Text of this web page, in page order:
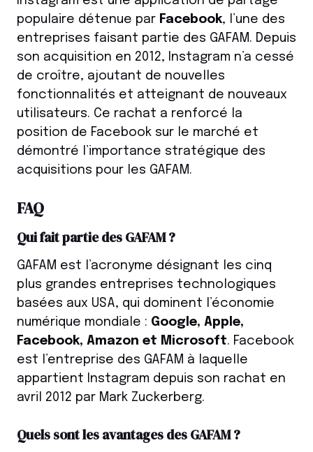
populaire détenue par Facebook, l’une des
entreprises faisant partie des GAFAM. Depuis
son acquisition en 2012, Instagram n’a cessé
de croître, ajoutant de nouvelles
fonctionnalités et atteignant de nouveaux
utilisateurs. Ce rachat a renforcé la
position de Facebook sur le marché et
démontré l’importance stratégique des
acquisitions pour les GAFAM.
FAQ
Qui fait partie des GAFAM ?
GAFAM est l’acronyme désignant les cinq
plus grandes entreprises technologiques
basées aux USA, qui dominent l’économie
numérique mondiale : Google, Apple,
Facebook, Amazon et Microsoft. Facebook
est l’entreprise des GAFAM à laquelle
appartient Instagram depuis son rachat en
avril 2012 par Mark Zuckerberg.
Quels sont les avantages des GAFAM ?